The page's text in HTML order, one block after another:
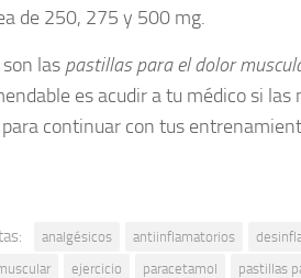
de 250, 275 y 500 mg.
las pastillas para el dolor
es acudir a tu médico si
continuar con tus
analgésicos antiinflamatorios
ejercicio paracetamol pastillas